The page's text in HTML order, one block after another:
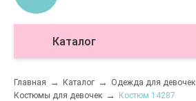
Каталог
Главная Каталог
Одежда для девочек
Костюмы для девочек
Костюм 14287